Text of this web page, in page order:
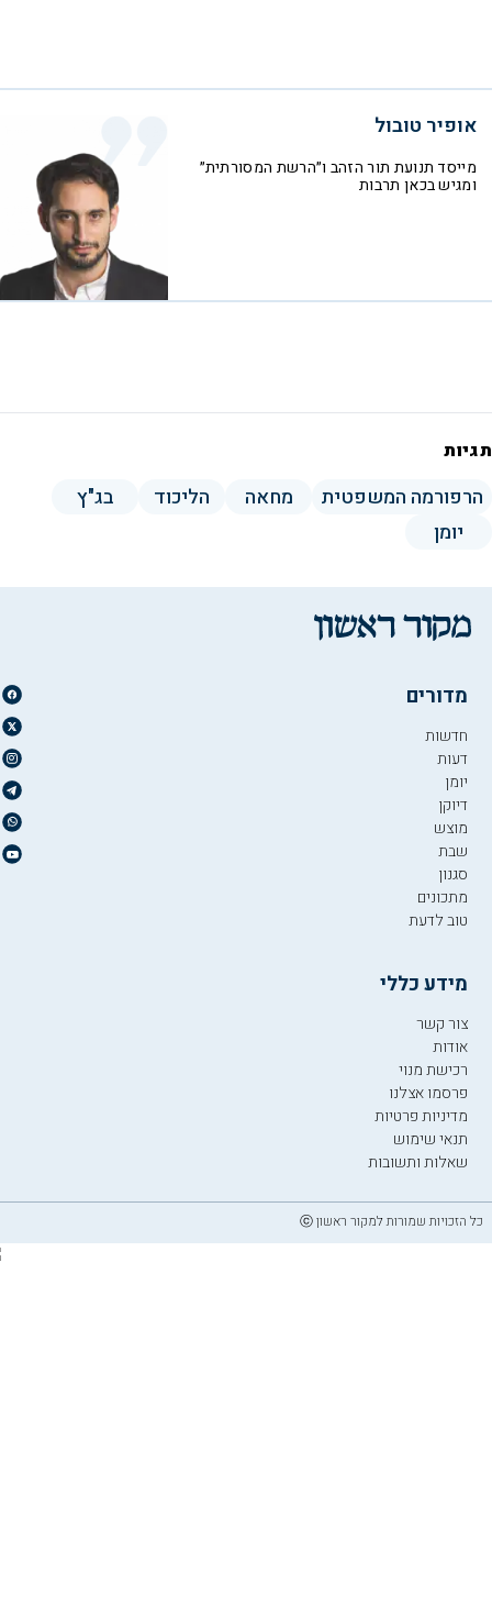
אופיר טובול
מייסד תנועת תור הזהב ו״הרשת המסורתית״
ומגיש בכאן תרבות
תגיות
הרפורמה המשפטית מחאה הליכוד
בג"ץ
יומן
מדורים
חדשות
דעות
יומן
דיוקן
מוצש
שבת
סגנון
מתכונים
טוב לדעת
מידע כללי
צור קשר
אודות
רכישת מנוי
פרסמו אצלנו
מדיניות פרטיות
תנאי שימוש
שאלות ותשובות
כל הזכויות שמורות למקור ראשון ⓒ